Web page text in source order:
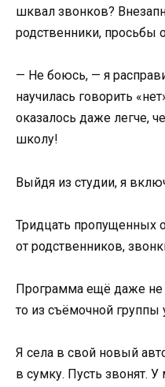
шквал звонков?
родственники, просьбы
— Не боюсь, — я
научилась говорить
оказалось даже легче,
школу!
Выйдя из студии, я
Тридцать пропущенных
от родственников,
Программа ещё даже
то из съёмочной группы
Я села в свой новый
в сумку. Пусть звонят.